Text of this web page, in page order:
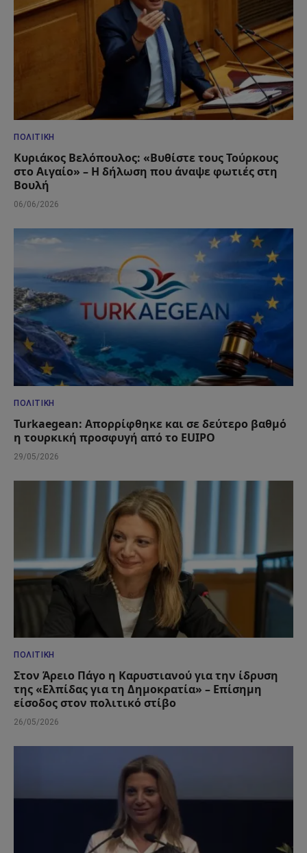
ΠΟΛΙΤΙΚΉ
Κυριάκος Βελόπουλος: «Βυθίστε τους Τούρκους
στο Αιγαίο» – Η δήλωση που άναψε φωτιές στη
Βουλή
06/06/2026
ΠΟΛΙΤΙΚΉ
Turkaegean: Απορρίφθηκε και σε δεύτερο βαθμό
η τουρκική προσφυγή από το EUIPO
29/05/2026
ΠΟΛΙΤΙΚΉ
Στον Άρειο Πάγο η Καρυστιανού για την ίδρυση
της «Ελπίδας για τη Δημοκρατία» – Επίσημη
είσοδος στον πολιτικό στίβο
26/05/2026